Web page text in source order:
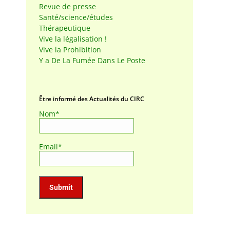
Revue de presse
Santé/science/études
Thérapeutique
Vive la légalisation !
Vive la Prohibition
Y a De La Fumée Dans Le Poste
Être informé des Actualités du CIRC
Nom*
Email*